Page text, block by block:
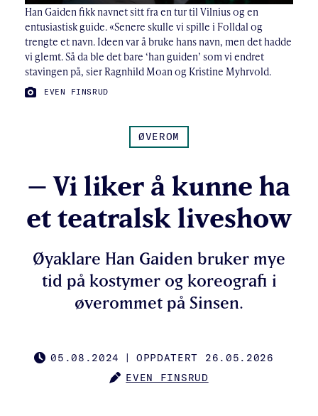
Han Gaiden fikk navnet sitt fra en tur til Vilnius og en
entusiastisk guide. «Senere skulle vi spille i Folldal og
trengte et navn. Ideen var å bruke hans navn, men det hadde
vi glemt. Så da ble det bare ‘han guiden’ som vi endret
stavingen på, sier Ragnhild Moan og Kristine Myhrvold.
FOTO:
EVEN FINSRUD
ØVEROM
– Vi liker å kunne ha
et teatralsk liveshow
Øyaklare Han Gaiden bruker mye
tid på kostymer og koreografi i
øverommet på Sinsen.
PUBLISHED
05.08.2024 | OPPDATERT 26.05.2026
AUTHOR
EVEN FINSRUD